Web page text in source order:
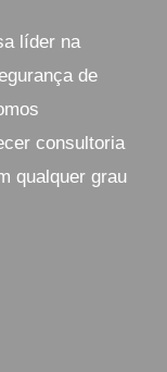
líder na
de
consultoria
qualquer grau